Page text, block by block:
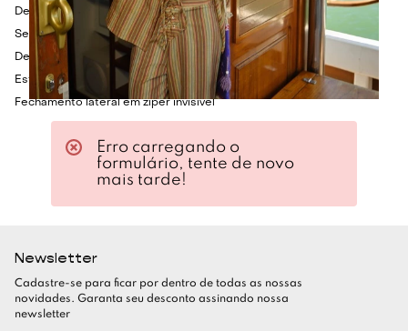
Decote tomara que caia
Sem mangas
Detalhe em renda de algodão aplicada no decote
Estampa em xadrez
Fechamento lateral em zíper invisível
Newsletter
Cadastre-se para ficar por dentro de todas as nossas
novidades. Garanta seu desconto assinando nossa
newsletter
Erro carregando o
formulário, tente de novo
mais tarde!